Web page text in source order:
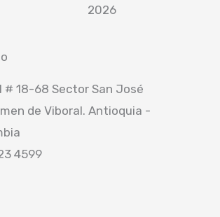
2026
# 18-68 Sector San José
de Viboral. Antioquia -
4599